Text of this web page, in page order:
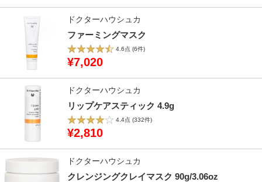
ドクターハウシュカ
ファーミングマスク
4.6点 (6件)
¥7,020
ドクターハウシュカ
リップケアスティック 4.9g
4.4点 (332件)
¥2,810
ドクターハウシュカ
クレンジングクレイマスク 90g/3.06oz